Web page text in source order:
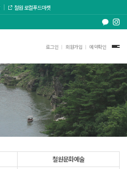
철원 로컬푸드마켓
로그인 회원가입 예약확인
철원문화예술